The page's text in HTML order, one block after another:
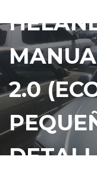
2.0